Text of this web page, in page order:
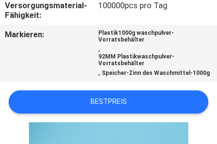
UNS
IN
FÄLLE
Versorgungsmaterial-
Fähigkeit:
100000pcs pro Tag
Markieren:
Plastik1000g waschpulver-
Vorratsbehälter
,
92MM Plastikwaschpulver-
Vorratsbehälter
, Speicher-Zinn des Waschmittel-1000g
BESTPREIS